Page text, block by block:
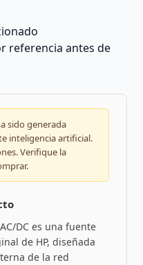
referencia antes de
sido generada
inteligencia artificial.
Verifique la
DC es una fuente
de HP, diseñada
de la red